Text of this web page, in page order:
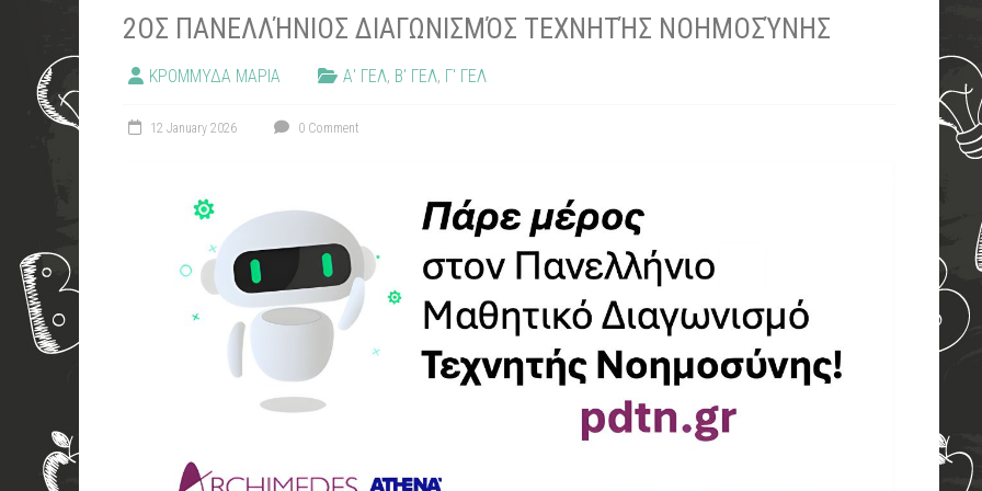
2ΟΣ ΠΑΝΕΛΛΉΝΙΟΣ ΔΙΑΓΩΝΙΣΜΌΣ ΤΕΧΝΗΤΉΣ ΝΟΗΜΟΣΎΝΗΣ
ΚΡΟΜΜΥΔΑ ΜΑΡΙΑ Α' ΓΕΛ, Β' ΓΕΛ, Γ' ΓΕΛ
12 January 2026 0 Comment